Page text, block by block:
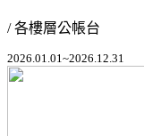
/ 各樓層公帳台
2026.01.01~2026.12.31